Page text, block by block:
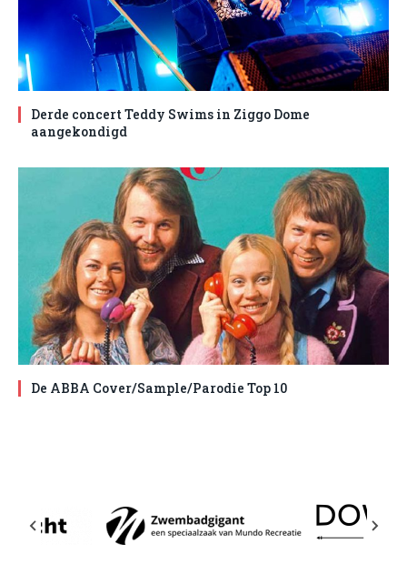
Derde concert Teddy Swims in Ziggo Dome
aangekondigd
De ABBA Cover/Sample/Parodie Top 10